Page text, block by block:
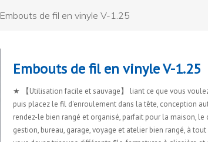
Embouts de fil en vinyle V-1.25
Embouts de fil en vinyle V-1.25
★ 【Utilisation facile et sauvage】 liant ce que vous
puis placez le fil d'enroulement dans la tête, conception
rendez-le bien rangé et organisé, parfait pour la maison, le
gestion, bureau, garage, voyage et atelier bien rangé, à